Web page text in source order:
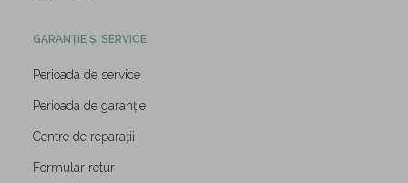
GARANȚIE ȘI SERVICE
Perioada de service
Perioada de garanție
Centre de reparații
Formular retur